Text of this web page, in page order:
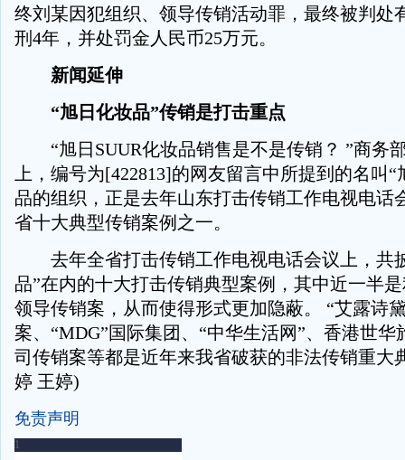
终刘某因犯组织、领导传销活动罪，最终被判处
刑4年，并处罚金人民币25万元。
新闻延伸
“旭日化妆品”传销是打击重点
“旭日SUUR化妆品销售是不是传销？ ”商务
上，编号为[422813]的网友留言中所提到的名叫“
品的组织，正是去年山东打击传销工作电视电话
省十大典型传销案例之一。
去年全省打击传销工作电视电话会议上，共
品”在内的十大打击传销典型案例，其中近一半
领导传销案，从而使得形式更加隐蔽。 “艾露诗
案、“MDG”国际集团、“中华生活网”、香港世华
司传销案等都是近年来我省破获的非法传销重大
婷 王婷)
免责声明